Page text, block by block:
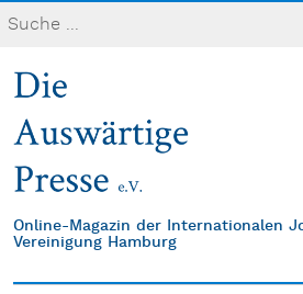
Online-Magazin der Internationalen
Vereinigung Hamburg